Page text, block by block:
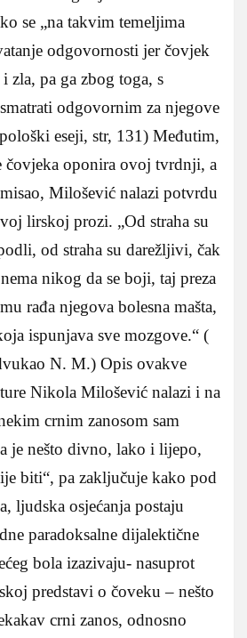
se „na takvim temeljima
odgovornosti jer čovjek
zla, pa ga zbog toga, s
odgovornim za njegove
eseji, str, 131) Međutim,
čovjeka oponira ovoj tvrdnji, a
Milošević nalazi potvrdu
lirskoj prozi. „Od straha su
od straha su darežljivi, čak
nikog da se boji, taj preza
rađa njegova bolesna mašta,
ispunjava sve mozgove.“ (
N. M.) Opis ovakve
Nikola Milošević nalazi i na
crnim zanosom sam
je nešto divno, lako i lijepo,
biti“, pa zaključuje kako pod
ljudska osjećanja postaju
paradoksalne dijalektične
bola izazivaju- nasuprot
predstavi o čoveku – nešto
crni zanos, odnosno